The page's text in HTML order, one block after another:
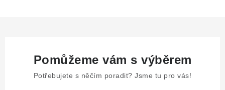
Pomůžeme vám s výběrem
Potřebujete s něčím poradit? Jsme tu pro vás!